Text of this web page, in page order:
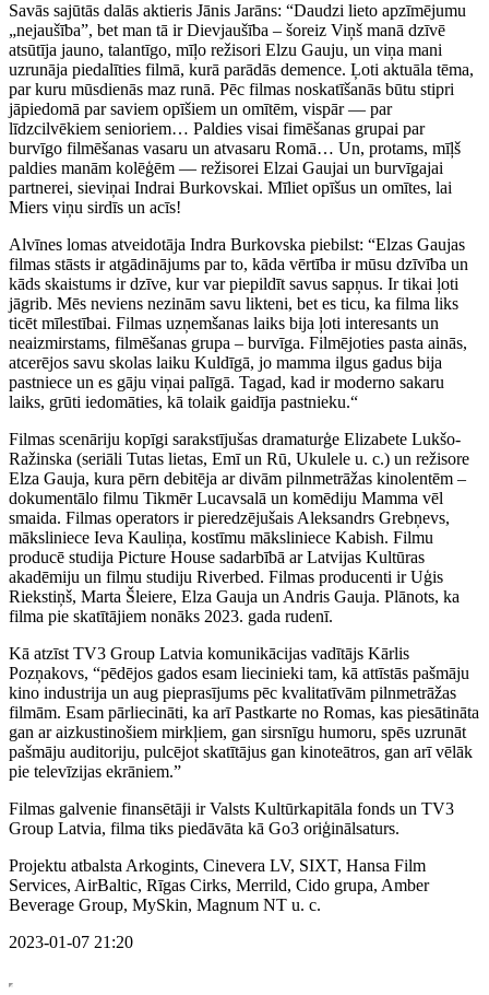
Savās sajūtās dalās aktieris Jānis Jarāns: “Daudzi lieto apzīmējumu
„nejaušība”, bet man tā ir Dievjaušība – šoreiz Viņš manā dzīvē
atsūtīja jauno, talantīgo, mīļo režisori Elzu Gauju, un viņa mani
uzrunāja piedalīties filmā, kurā parādās demence. Ļoti aktuāla tēma,
par kuru mūsdienās maz runā. Pēc filmas noskatīšanās būtu stipri
jāpiedomā par saviem opīšiem un omītēm, vispār — par
līdzcilvēkiem senioriem… Paldies visai fimēšanas grupai par
burvīgo filmēšanas vasaru un atvasaru Romā… Un, protams, mīļš
paldies manām kolēģēm — režisorei Elzai Gaujai un burvīgajai
partnerei, sieviņai Indrai Burkovskai. Mīliet opīšus un omītes, lai
Miers viņu sirdīs un acīs!
Alvīnes lomas atveidotāja Indra Burkovska piebilst: “Elzas Gaujas
filmas stāsts ir atgādinājums par to, kāda vērtība ir mūsu dzīvība un
kāds skaistums ir dzīve, kur var piepildīt savus sapņus. Ir tikai ļoti
jāgrib. Mēs neviens nezinām savu likteni, bet es ticu, ka filma liks
ticēt mīlestībai. Filmas uzņemšanas laiks bija ļoti interesants un
neaizmirstams, filmēšanas grupa – burvīga. Filmējoties pasta ainās,
atcerējos savu skolas laiku Kuldīgā, jo mamma ilgus gadus bija
pastniece un es gāju viņai palīgā. Tagad, kad ir moderno sakaru
laiks, grūti iedomāties, kā tolaik gaidīja pastnieku.“
Filmas scenāriju kopīgi sarakstījušas dramaturģe Elizabete Lukšo-
Ražinska (seriāli Tutas lietas, Emī un Rū, Ukulele u. c.) un režisore
Elza Gauja, kura pērn debitēja ar divām pilnmetrāžas kinolentēm –
dokumentālo filmu Tikmēr Lucavsalā un komēdiju Mamma vēl
smaida. Filmas operators ir pieredzējušais Aleksandrs Grebņevs,
māksliniece Ieva Kauliņa, kostīmu māksliniece Kabish. Filmu
producē studija Picture House sadarbībā ar Latvijas Kultūras
akadēmiju un filmu studiju Riverbed. Filmas producenti ir Uģis
Riekstiņš, Marta Šleiere, Elza Gauja un Andris Gauja. Plānots, ka
filma pie skatītājiem nonāks 2023. gada rudenī.
Kā atzīst TV3 Group Latvia komunikācijas vadītājs Kārlis
Pozņakovs, “pēdējos gados esam liecinieki tam, kā attīstās pašmāju
kino industrija un aug pieprasījums pēc kvalitatīvām pilnmetrāžas
filmām. Esam pārliecināti, ka arī Pastkarte no Romas, kas piesātināta
gan ar aizkustinošiem mirkļiem, gan sirsnīgu humoru, spēs uzrunāt
pašmāju auditoriju, pulcējot skatītājus gan kinoteātros, gan arī vēlāk
pie televīzijas ekrāniem.”
Filmas galvenie finansētāji ir Valsts Kultūrkapitāla fonds un TV3
Group Latvia, filma tiks piedāvāta kā Go3 oriģinālsaturs.
Projektu atbalsta Arkogints, Cinevera LV, SIXT, Hansa Film
Services, AirBaltic, Rīgas Cirks, Merrild, Cido grupa, Amber
Beverage Group, MySkin, Magnum NT u. c.
2023-01-07 21:20